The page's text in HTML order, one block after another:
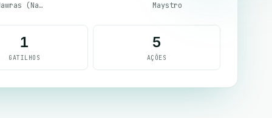
Al-Nawras (Nawris) Maystro
1
GATILHOS
5
AÇÕES